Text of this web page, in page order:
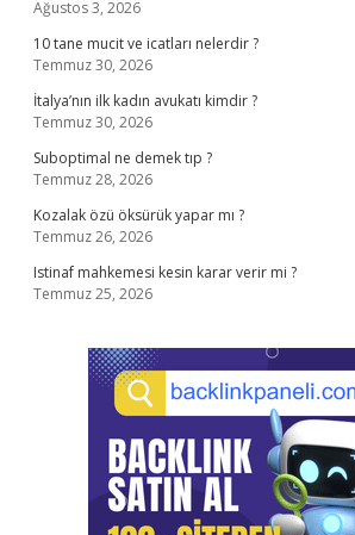
Ağustos 3, 2026
10 tane mucit ve icatları nelerdir ?
Temmuz 30, 2026
İtalya’nın ilk kadın avukatı kimdir ?
Temmuz 30, 2026
Suboptimal ne demek tıp ?
Temmuz 28, 2026
Kozalak özü öksürük yapar mı ?
Temmuz 26, 2026
Istinaf mahkemesi kesin karar verir mi ?
Temmuz 25, 2026